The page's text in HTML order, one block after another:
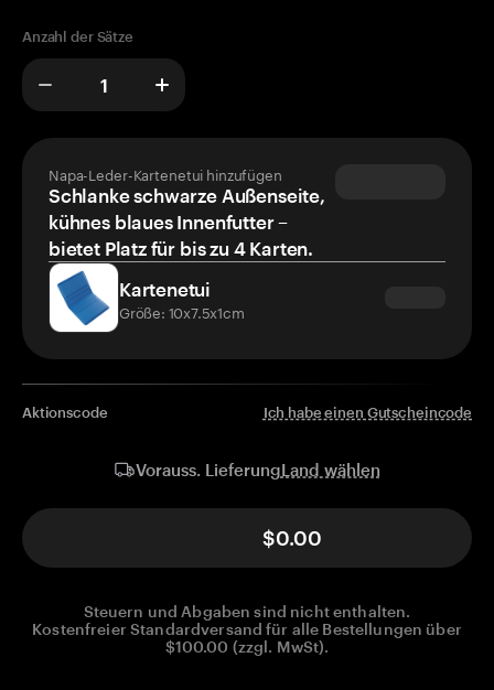
Anzahl der Sätze
Napa-Leder-Kartenetui hinzufügen
Schlanke schwarze Außenseite,
kühnes blaues Innenfutter –
bietet Platz für bis zu 4 Karten.
Kartenetui
Größe: 10x7.5x1cm
Aktionscode Ich habe einen Gutscheincode
Vorauss. LieferungLand wählen
$0.00
Steuern und Abgaben sind nicht enthalten.
Kostenfreier Standardversand für alle Bestellungen über
$100.00 (zzgl. MwSt).